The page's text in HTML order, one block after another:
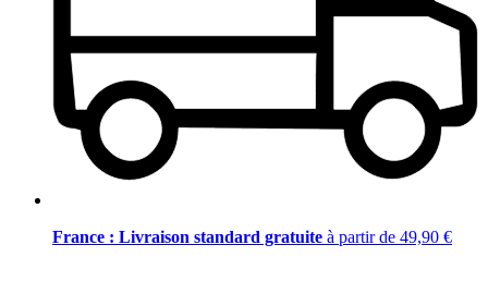
France : Livraison standard gratuite à partir de 49,90 €